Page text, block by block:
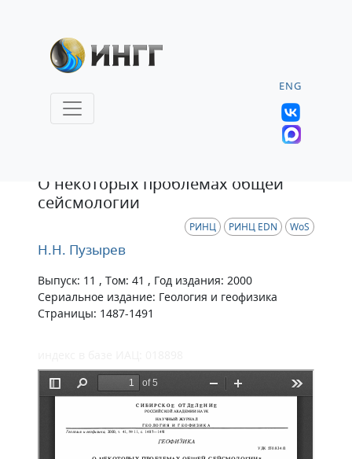
ENG
О некоторых проблемах общей
сейсмологии
РИНЦ РИНЦ EDN WoS
Н.Н. Пузырев
Выпуск: 11 , Том: 41 , Год издания: 2000
Сериальное издание: Геология и геофизика
Страницы: 1487-1491